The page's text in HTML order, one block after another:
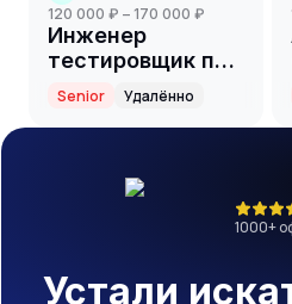
120 000 ₽ – 170 000 ₽
Инженер
тестировщик по
нагрузочному
тестированию
Senior Удалённо
1000+
Устали